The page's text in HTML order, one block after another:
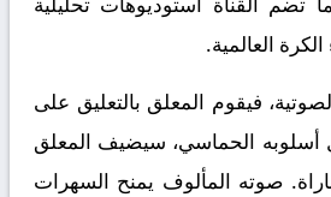
العالمية.
فيقوم المعلق بالتعليق على
أسلوبه الحماسي، سيضيف المعلق
صوته المألوف يمنح السهرات